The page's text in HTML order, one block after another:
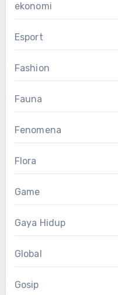
ekonomi
Esport
Fashion
Fauna
Fenomena
Flora
Game
Gaya Hidup
Global
Gosip